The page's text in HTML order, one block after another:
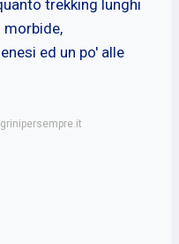
trekking lunghi
morbide,
ed un po' alle